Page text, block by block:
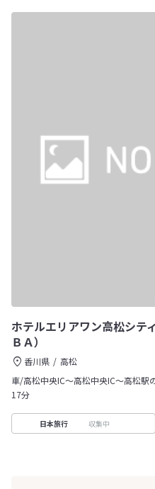
ホテルエリアワン高松シ
ＢＡ）
香川県
高松
車/高松中央IC～高松中央IC〜高松駅
17分
日本旅行 収集中